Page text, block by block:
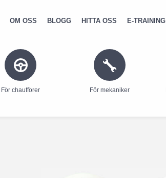
För chaufförer För mekaniker
OM OSS BLOGG HITTA OSS E-TRAINING